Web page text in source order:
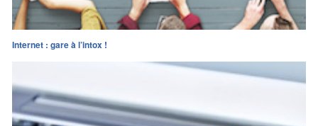
Internet : gare à l’intox !